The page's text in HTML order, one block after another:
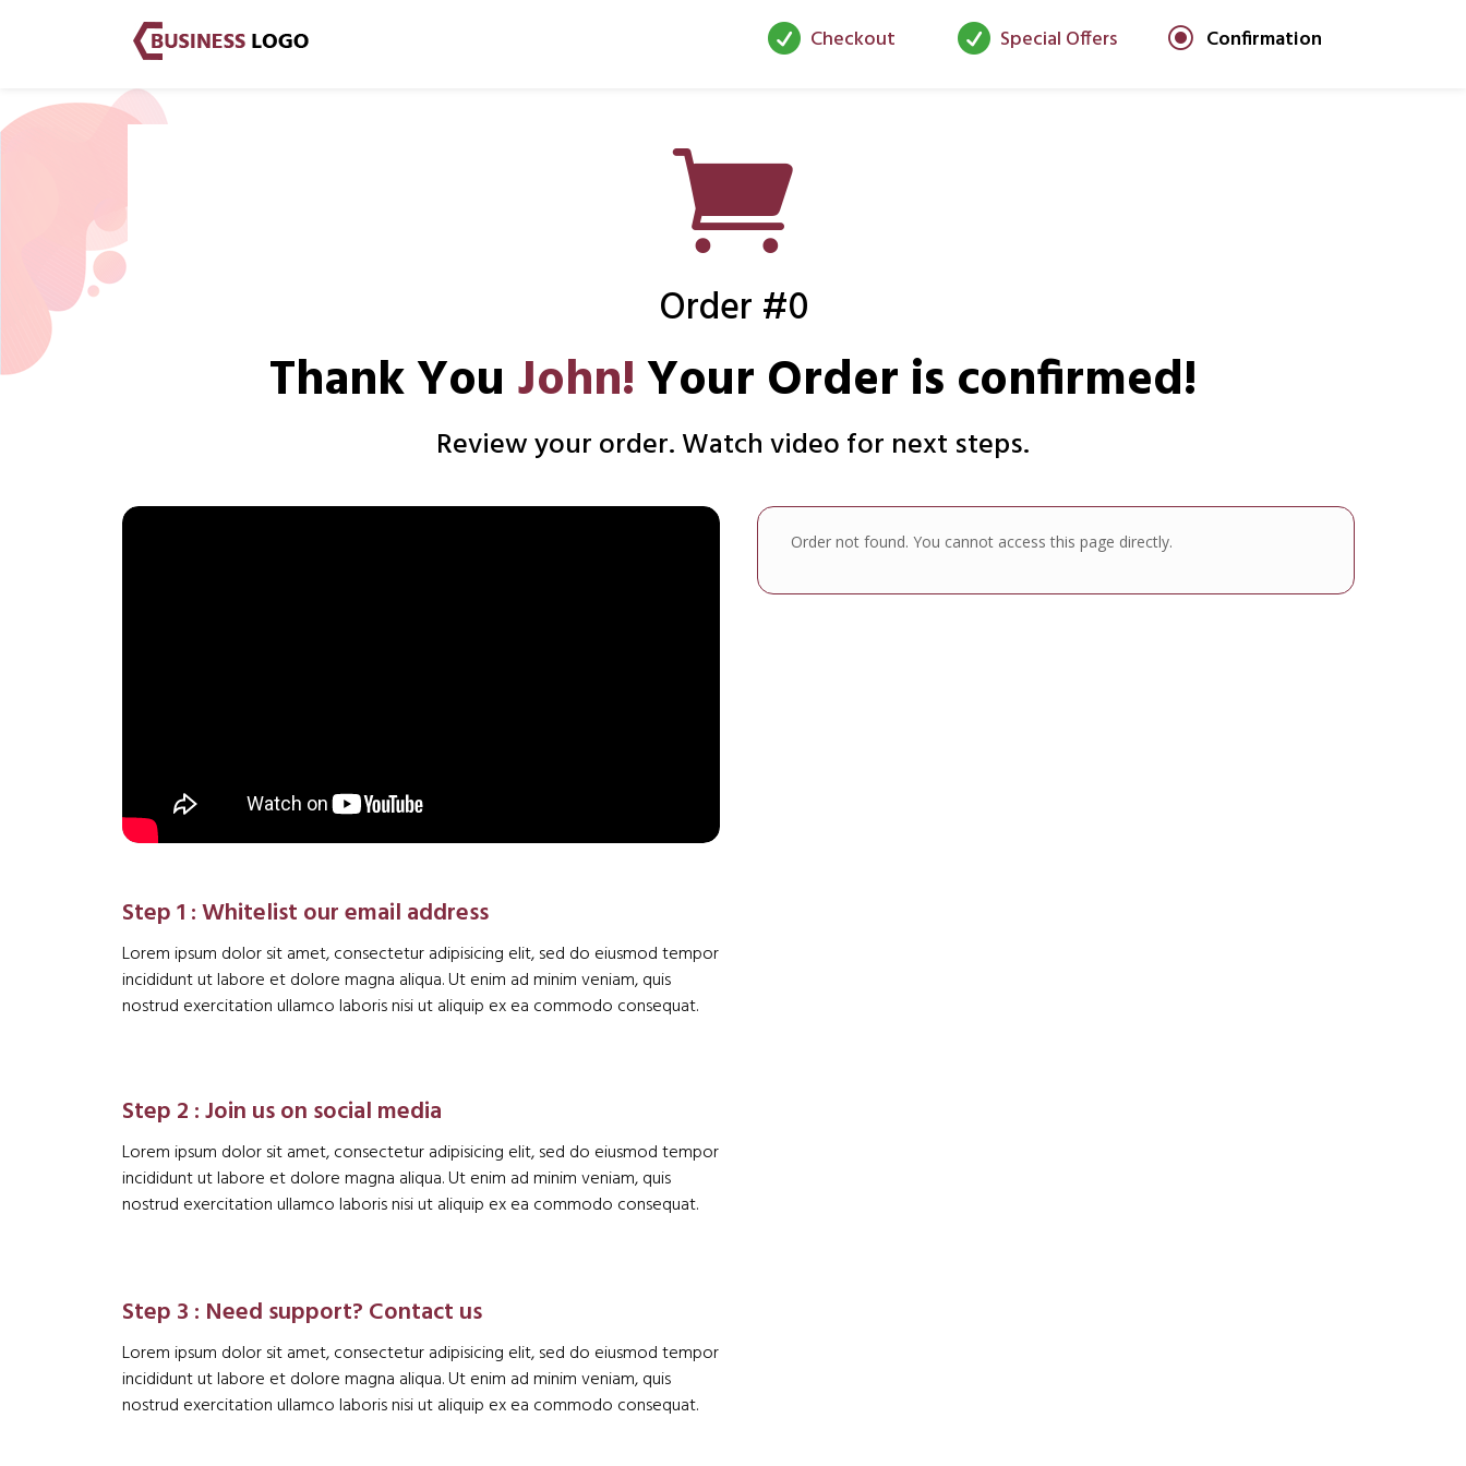
 Checkout  Special Offers \ Confirmation

Order #0
Thank You John!Your Order is confirmed!
Review your order. Watch video for next steps.
Step 1 : Whitelist our email address
Lorem ipsum dolor sit amet, consectetur adipisicing elit, sed do eiusmod tempor
incididunt ut labore et dolore magna aliqua. Ut enim ad minim veniam, quis
nostrud exercitation ullamco laboris nisi ut aliquip ex ea commodo consequat.
Step 2 : Join us on social media
Lorem ipsum dolor sit amet, consectetur adipisicing elit, sed do eiusmod tempor
incididunt ut labore et dolore magna aliqua. Ut enim ad minim veniam, quis
nostrud exercitation ullamco laboris nisi ut aliquip ex ea commodo consequat.
Step 3 : Need support? Contact us
Lorem ipsum dolor sit amet, consectetur adipisicing elit, sed do eiusmod tempor
incididunt ut labore et dolore magna aliqua. Ut enim ad minim veniam, quis
nostrud exercitation ullamco laboris nisi ut aliquip ex ea commodo consequat.
Order not found. You cannot access this page directly.